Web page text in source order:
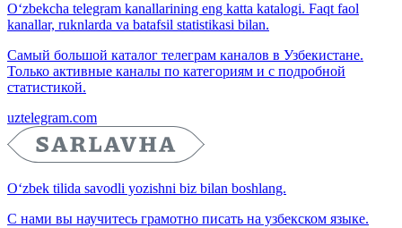
O‘zbekcha telegram kanallarining eng katta katalogi. Faqt faol
kanallar, ruknlarda va batafsil statistikasi bilan.
Самый большой каталог телеграм каналов в Узбекистане.
Только активные каналы по категориям и с подробной
статистикой.
uztelegram.com
O‘zbek tilida savodli yozishni biz bilan boshlang.
С нами вы научитесь грамотно писать на узбекском языке.